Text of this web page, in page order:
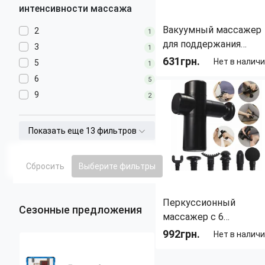
Вакуумный массажер
для поддержания
формы груди Breast
631грн. Нет в
Потребляемая мощность:5 Вт
Количество режимов
работы:
Перкуссионный
массажер с 6
насадками,
992грн. Нет в
интенсивности массажа
2 1
3 1
5 1
6 5
9 2
Показать еще 13 фильтров
Сбросить Выберите фильтры
Сезонные предложения